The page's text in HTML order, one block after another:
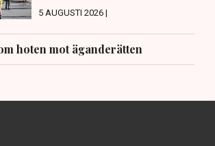
5 AUGUSTI 2026 |
hoten mot äganderätten